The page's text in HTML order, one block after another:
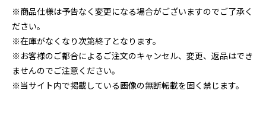
※商品仕様は予告なく変更になる場合がございますのでご了承く
ださい。
※在庫がなくなり次第終了となります。
※お客様のご都合によるご注文のキャンセル、変更、返品はでき
ませんのでご注意ください。
※当サイト内で掲載している画像の無断転載を固く禁じます。